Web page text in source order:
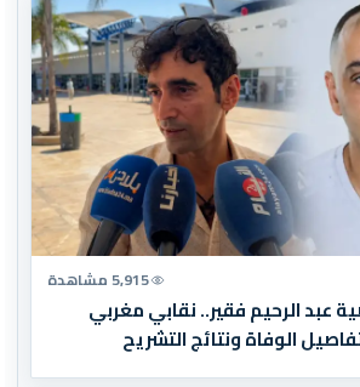
5,915 مشاهدة
عبد الرحيم فقير.. نقابي مغربي
الوفاة ونتائج التشريح